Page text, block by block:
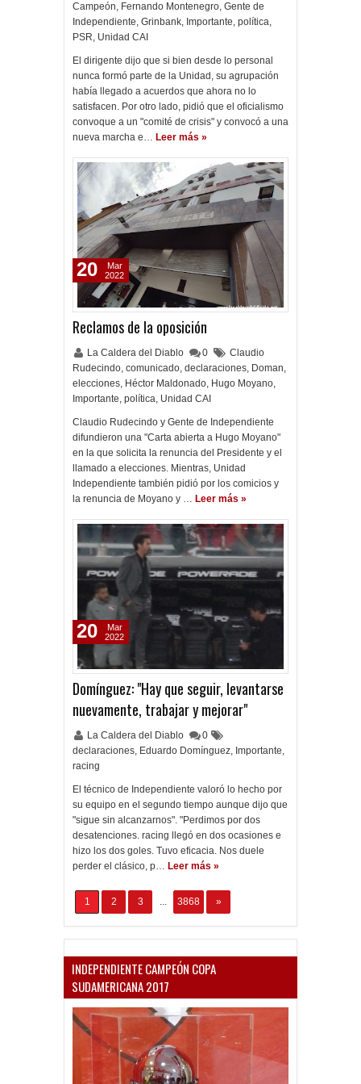
Campeón, Fernando Montenegro, Gente de
Independiente, Grinbank, Importante, política,
PSR, Unidad CAI
El dirigente dijo que si bien desde lo personal
nunca formó parte de la Unidad, su agrupación
había llegado a acuerdos que ahora no lo
satisfacen. Por otro lado, pidió que el oficialismo
convoque a un "comité de crisis" y convocó a una
nueva marcha e… Leer más »
Reclamos de la oposición
La Caldera del Diablo 0
Claudio
Rudecindo, comunicado, declaraciones, Doman,
elecciones, Héctor Maldonado, Hugo Moyano,
Importante, política, Unidad CAI
Claudio Rudecindo y Gente de Independiente
difundieron una "Carta abierta a Hugo Moyano"
en la que solicita la renuncia del Presidente y el
llamado a elecciones. Mientras, Unidad
Independiente también pidió por los comicios y
la renuncia de Moyano y … Leer más »
20
Mar
2022
Domínguez: "Hay que seguir, levantarse
nuevamente, trabajar y mejorar"
La Caldera del Diablo
0
declaraciones, Eduardo Domínguez, Importante,
racing
El técnico de Independiente valoró lo hecho por
su equipo en el segundo tiempo aunque dijo que
"sigue sin alcanzarnos". "Perdimos por dos
desatenciones. racing llegó en dos ocasiones e
hizo los dos goles. Tuvo eficacia. Nos duele
perder el clásico, p… Leer más »
20
Mar
2022
1 2 3 ... 3868 »
INDEPENDIENTE CAMPEÓN COPA
SUDAMERICANA 2017